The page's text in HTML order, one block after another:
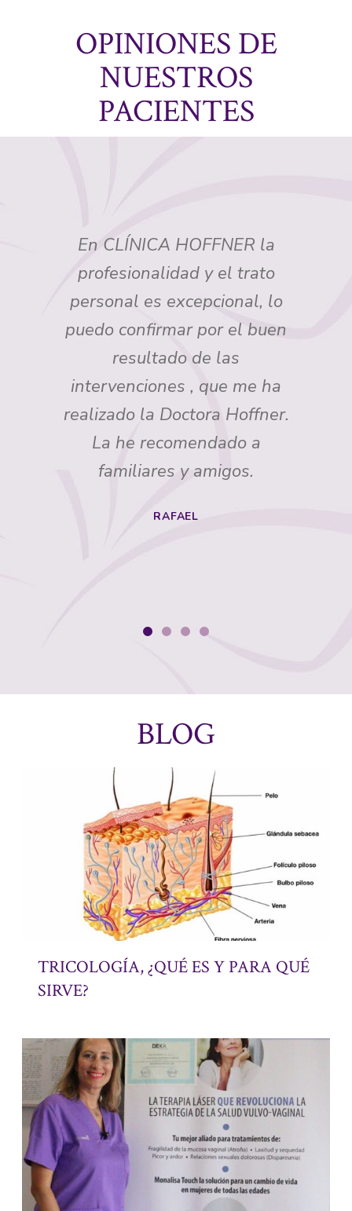
OPINIONES DE
NUESTROS
PACIENTES
En CLÍNICA HOFFNER la
profesionalidad y el trato
personal es excepcional, lo
puedo confirmar por el buen
resultado de las
intervenciones , que me ha
realizado la Doctora Hoffner.
La he recomendado a
familiares y amigos.
RAFAEL
BLOG
TRICOLOGÍA, ¿QUÉ ES Y PARA QUÉ
SIRVE?